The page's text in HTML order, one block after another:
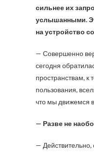
сильнее их
услышанными.
на устройство
— Совершенно
сегодня
пространствам, к
пользования,
что мы движемся
— Разве не
— Действительно,